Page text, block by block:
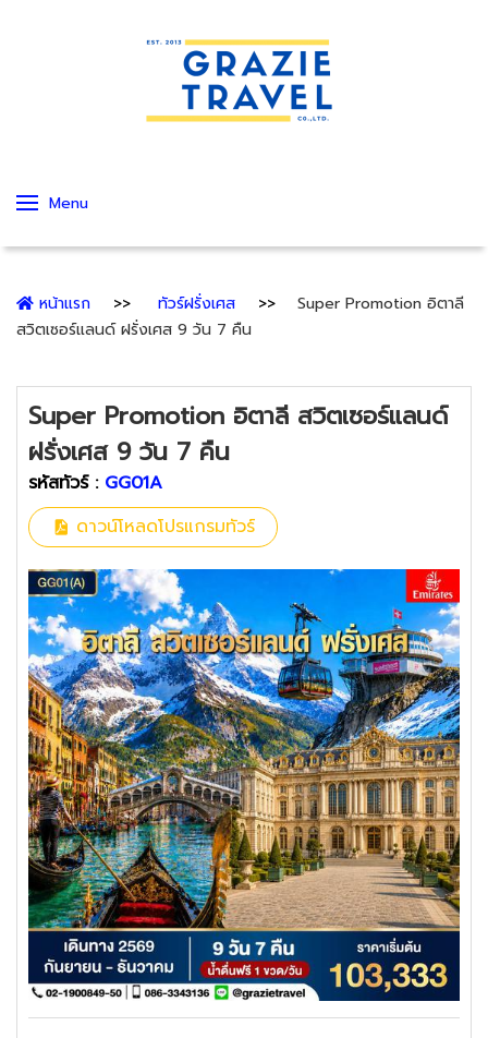
Menu
หน้าแรก ทัวร์ฝรั่งเศส
Super Promotion อิตาลี
สวิตเซอร์แลนด์ ฝรั่งเศส 9 วัน 7 คืน
Super Promotion อิตาลี สวิตเซอร์แลนด์
ฝรั่งเศส 9 วัน 7 คืน
รหัสทัวร์ : GG01A
ดาวน์โหลดโปรแกรมทัวร์